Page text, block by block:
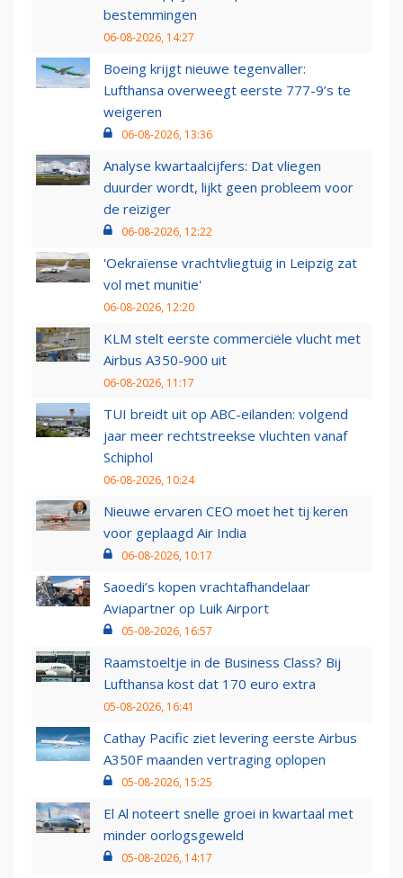
bestemmingen
06-08-2026, 14:27
Boeing krijgt nieuwe tegenvaller:
Lufthansa overweegt eerste 777-9’s te
weigeren
06-08-2026, 13:36
Analyse kwartaalcijfers: Dat vliegen
duurder wordt, lijkt geen probleem voor
de reiziger
06-08-2026, 12:22
'Oekraïense vrachtvliegtuig in Leipzig zat
vol met munitie'
06-08-2026, 12:20
KLM stelt eerste commerciële vlucht met
Airbus A350-900 uit
06-08-2026, 11:17
TUI breidt uit op ABC-eilanden: volgend
jaar meer rechtstreekse vluchten vanaf
Schiphol
06-08-2026, 10:24
Nieuwe ervaren CEO moet het tij keren
voor geplaagd Air India
06-08-2026, 10:17
Saoedi’s kopen vrachtafhandelaar
Aviapartner op Luik Airport
05-08-2026, 16:57
Raamstoeltje in de Business Class? Bij
Lufthansa kost dat 170 euro extra
05-08-2026, 16:41
Cathay Pacific ziet levering eerste Airbus
A350F maanden vertraging oplopen
05-08-2026, 15:25
El Al noteert snelle groei in kwartaal met
minder oorlogsgeweld
05-08-2026, 14:17